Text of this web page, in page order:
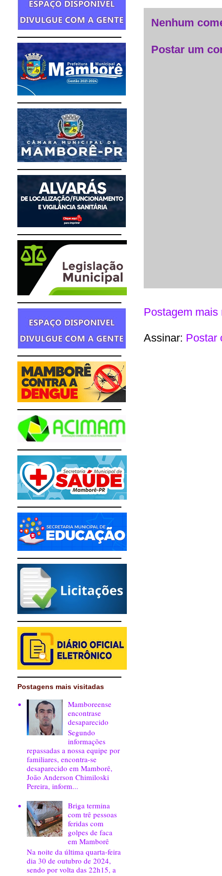
Nenhum
Postar um
Postagem mais
Assinar: Postar
Postagens mais visitadas
Mamboreense
encontrase
desaparecido
Segundo
informações
repassadas a nossa equipe por
familiares, encontra-se
desaparecido em Mamborê,
João Anderson Chimiloski
Pereira, inform...
Briga termina
com trê pessoas
feridas com
golpes de faca
em Mamborê
Na noite da última quarta-feira
dia 30 de outubro de 2024,
sendo por volta das 22h15, a